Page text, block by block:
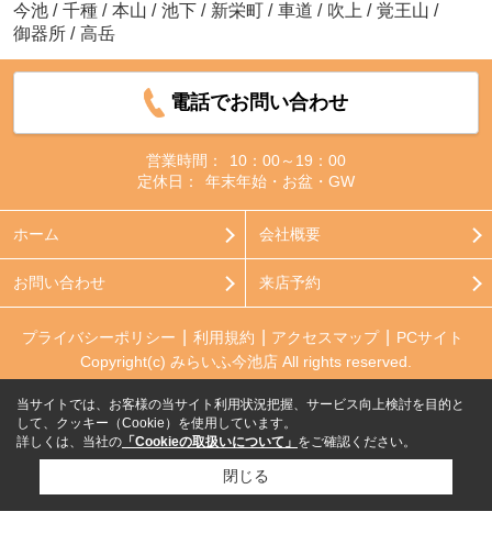
今池 / 千種 / 本山 / 池下 / 新栄町 / 車道 / 吹上 / 覚王山 /
御器所 / 高岳
電話でお問い合わせ
営業時間：
10：00～19：00
定休日：
年末年始・お盆・GW
ホーム 会社概要
お問い合わせ 来店予約
プライバシーポリシー 利用規約 アクセスマップ
PCサイト
Copyright(c) みらいふ今池店 All rights reserved.
当サイトでは、お客様の当サイト利用状況把握、サービス向上検討を目的と
して、クッキー（Cookie）を使用しています。
詳しくは、当社の 「Cookieの取扱いについて」 をご確認ください。
閉じる